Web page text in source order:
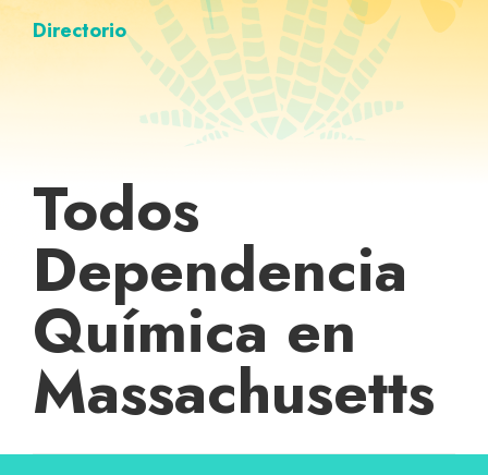
Directorio
Todos
Dependencia
Química en
Massachusetts